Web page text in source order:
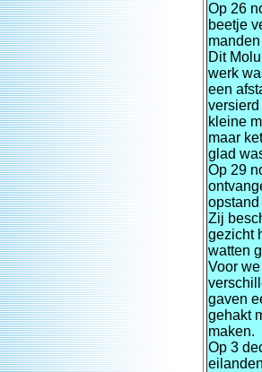
Op 26
beetje
Dit
werk
een
kleine
maar
glad
Op 29
Zij
gezicht
watten
Voor
gaven
gehakt
maken.
Op 3